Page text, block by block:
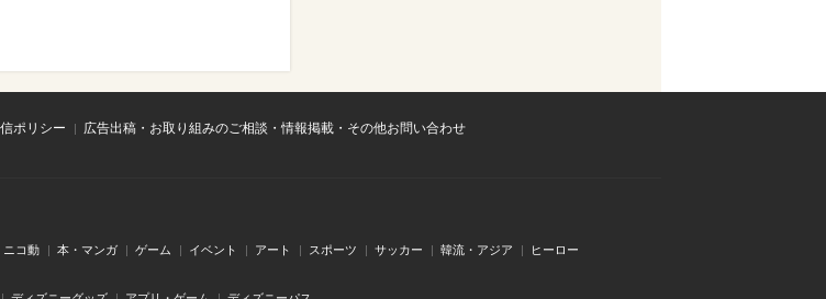
ポリシー
広告出稿・お取り組みのご相談・情報掲載・その他お問い合わせ
ニコ動 本・マンガ ゲーム イベント アート スポーツ サッカー 韓流・アジア ヒーロー